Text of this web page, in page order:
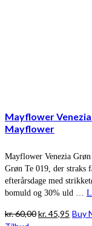
Mayflower
Mayflower
Mayflower Venezia
Grøn Te 019, der straks
efterårsdage med
bomuld og 30% uld …
kr.60,00Den
kr.45,95 Den
Buy